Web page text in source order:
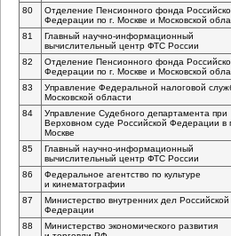
80
Отделение Пенсионного фонда
Федерации по г. Москве и Московской
81 Главный научно-информационный
вычислительный центр ФТС России
82
Отделение Пенсионного фонда
Федерации по г. Москве и Московской
83
Управление Федеральной налоговой
Московской области
84
Управление Судебного департамента при
Верховном суде Российской Федерации в
Москве
85 Главный научно-информационный
вычислительный центр ФТС России
86
Федеральное агентство по культуре
и кинематографии
87
Министерство внутренних дел Российской
Федерации
88
Министерство экономического развития